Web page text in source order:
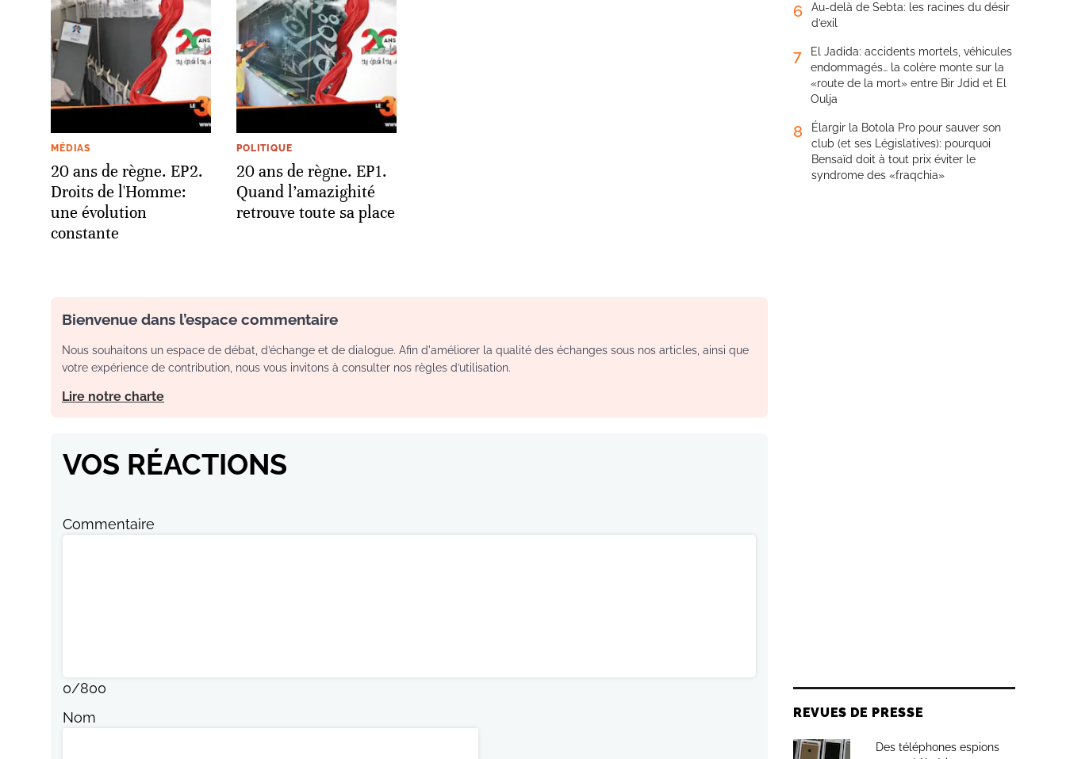
MÉDIAS
20 ans de règne. EP2.
Droits de l'Homme:
une évolution
constante
POLITIQUE
20 ans de règne. EP1.
Quand l’amazighité
retrouve toute sa place
Bienvenue dans l’espace commentaire
Nous souhaitons un espace de débat, d’échange et de dialogue. Afin d'améliorer la qualité des échanges sous nos articles, ainsi que
votre expérience de contribution, nous vous invitons à consulter nos règles d’utilisation.
Lire notre charte
VOS RÉACTIONS
Commentaire
0/800
Nom
6
Au-delà de Sebta: les racines du désir
d’exil
7
El Jadida: accidents mortels, véhicules
endommagés… la colère monte sur la
«route de la mort» entre Bir Jdid et El
Oulja
8
Élargir la Botola Pro pour sauver son
club (et ses Législatives): pourquoi
Bensaïd doit à tout prix éviter le
syndrome des «fraqchia»
REVUES DE PRESSE
Des téléphones espions